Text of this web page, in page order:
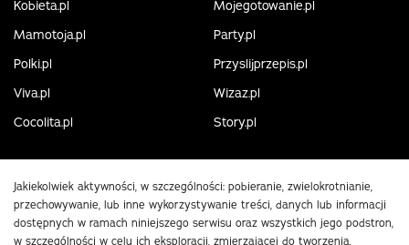
Kobieta.pl
Mojegotowanie.pl
Mamotoja.pl
Party.pl
Polki.pl
Przyslijprzepis.pl
Viva.pl
Wizaz.pl
Cocolita.pl
Story.pl
Jakiekolwiek aktywności, w szczególności: pobieranie, zwielokrotnianie,
przechowywanie, lub inne wykorzystywanie treści, danych lub informacji
dostępnych w ramach niniejszego serwisu oraz wszystkich jego podstron,
w szczególności w celu ich eksploracji, zmierzającej do tworzenia,